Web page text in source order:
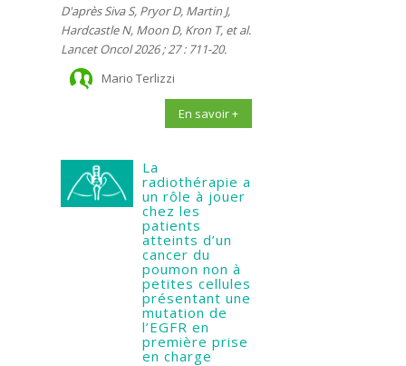
D'après Siva S, Pryor D, Martin J,
Hardcastle N, Moon D, Kron T, et al.
Lancet Oncol 2026 ; 27 : 711-20.
Mario Terlizzi
En savoir +
La
radiothérapie a
un rôle à jouer
chez les
patients
atteints d’un
cancer du
poumon non à
petites cellules
présentant une
mutation de
l’EGFR en
première prise
en charge